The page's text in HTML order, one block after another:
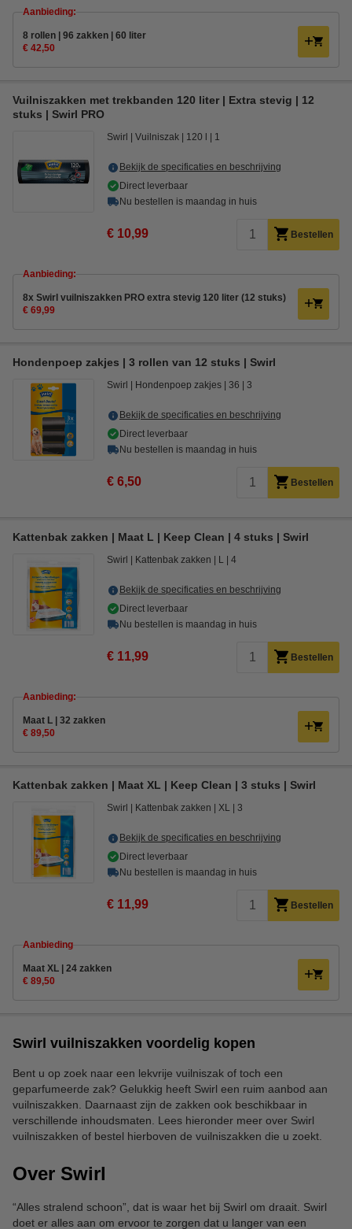
Aanbieding:
8 rollen | 96 zakken | 60 liter
€ 42,50
Vuilniszakken met trekbanden 120 liter | Extra stevig | 12
stuks | Swirl PRO
Swirl Vuilniszak 120 l 1
Bekijk de specificaties en beschrijving
Direct leverbaar
Nu bestellen is maandag in huis
€ 10,99 Bestellen
Aanbieding:
8x Swirl vuilniszakken PRO extra stevig 120 liter (12 stuks)
€ 69,99
Hondenpoep zakjes | 3 rollen van 12 stuks | Swirl
Swirl Hondenpoep zakjes 36 3
Bekijk de specificaties en beschrijving
Direct leverbaar
Nu bestellen is maandag in huis
€ 6,50 Bestellen
Kattenbak zakken | Maat L | Keep Clean | 4 stuks | Swirl
Swirl Kattenbak zakken L 4
Bekijk de specificaties en beschrijving
Direct leverbaar
Nu bestellen is maandag in huis
€ 11,99 Bestellen
Aanbieding:
Maat L | 32 zakken
€ 89,50
Kattenbak zakken | Maat XL | Keep Clean | 3 stuks | Swirl
Swirl Kattenbak zakken XL 3
Bekijk de specificaties en beschrijving
Direct leverbaar
Nu bestellen is maandag in huis
€ 11,99 Bestellen
Aanbieding
Maat XL | 24 zakken
€ 89,50
Swirl vuilniszakken voordelig kopen
Bent u op zoek naar een lekvrije vuilniszak of toch een
geparfumeerde zak? Gelukkig heeft Swirl een ruim aanbod aan
vuilniszakken. Daarnaast zijn de zakken ook beschikbaar in
verschillende inhoudsmaten. Lees hieronder meer over Swirl
vuilniszakken of bestel hierboven de vuilniszakken die u zoekt.
Over Swirl
“Alles stralend schoon”, dat is waar het bij Swirl om draait. Swirl
doet er alles aan om ervoor te zorgen dat u langer van een